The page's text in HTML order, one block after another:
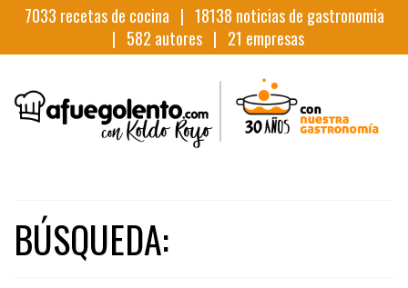
7033 recetas de cocina | 18138 noticias de gastronomia
| 582 autores | 21 empresas
BÚSQUEDA: